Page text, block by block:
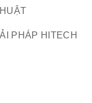
PHÁP HITECH